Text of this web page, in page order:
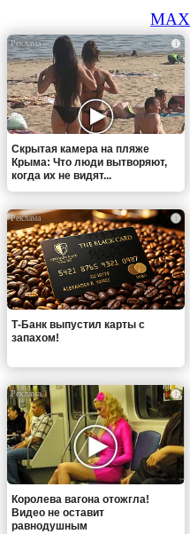
MAX
i
Скрытая камера на пляже
Крыма: Что люди вытворяют,
когда их не видят...
i
Т-Банк выпустил карты с
запахом!
i
Королева вагона отожгла!
Видео не оставит
равнодушным